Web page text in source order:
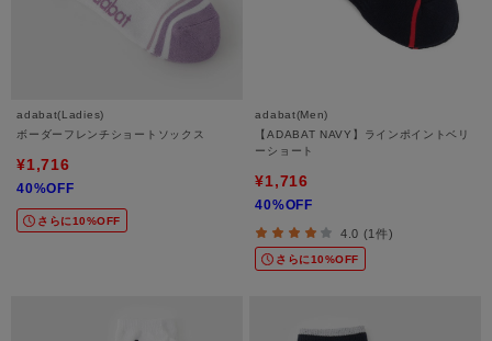
adabat(Ladies)
ボーダーフレンチショートソックス
¥1,716
40%OFF
さらに10%OFF
adabat(Men)
【ADABAT NAVY】ラインポイントベリ
ーショート
¥1,716
40%OFF
4.0 (1件)
さらに10%OFF